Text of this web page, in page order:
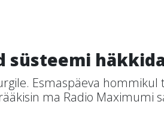
süsteemi
Esmaspäeva hommikul
ma Radio Maximumi